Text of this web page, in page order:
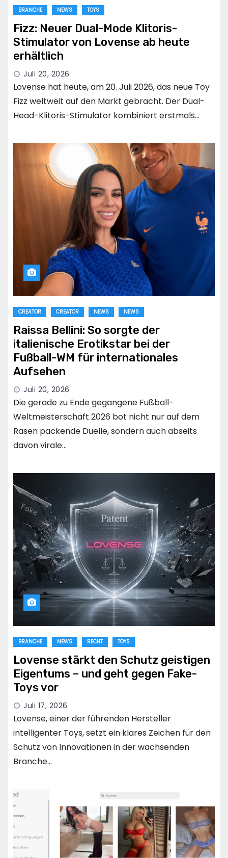
BRANCHE NEWS TOYS
Fizz: Neuer Dual-Mode Klitoris-
Stimulator von Lovense ab heute
erhältlich
Juli 20, 2026
Lovense hat heute, am 20. Juli 2026, das neue Toy
Fizz weltweit auf den Markt gebracht. Der Dual-
Head-Klitoris-Stimulator kombiniert erstmals…
CREATOR CREATOR NEWS NEWS
Raissa Bellini: So sorgte der
italienische Erotikstar bei der
Fußball-WM für internationales
Aufsehen
Juli 20, 2026
Die gerade zu Ende gegangene Fußball-
Weltmeisterschaft 2026 bot nicht nur auf dem
Rasen packende Duelle, sondern auch abseits
davon virale…
BRANCHE NEWS RECHT TOYS
Lovense stärkt den Schutz geistigen
Eigentums – und geht gegen Fake-
Toys vor
Juli 17, 2026
Lovense, einer der führenden Hersteller
intelligenter Toys, setzt ein klares Zeichen für den
Schutz von Innovationen in der wachsenden
Branche…